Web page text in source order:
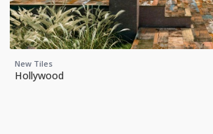
New Tiles
Hollywood